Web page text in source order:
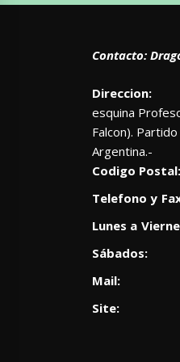
Contacto:
Direccion:
esquina
Falcon).
Argentina.-
Codigo Postal:
Telefono y
Lunes a
Sábados:
Mail:
Site: